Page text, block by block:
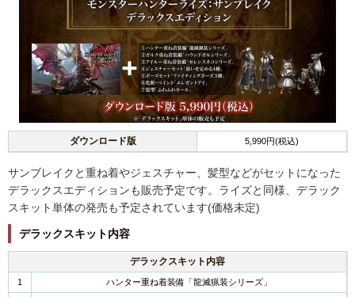
ダウンロード版 5,990円(税込)
サンブレイクと重ね着やジェスチャー、髪型などがセットになった
デラックスエディションも販売予定です。ライズと同様、デラック
スキット単体の発売も予定されています(価格未定)
デラックスキット内容
デラックスキット内容
1 ハンター重ね着装備「龍滅猟装シリーズ」